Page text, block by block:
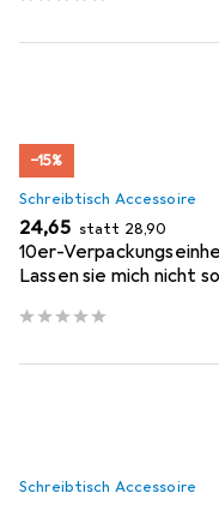
−15%
Schreibtisch Accessoire
EUR
24,65 statt EUR
28,90
10er-
Lassen sie mich nicht
Schreibtisch Accessoire